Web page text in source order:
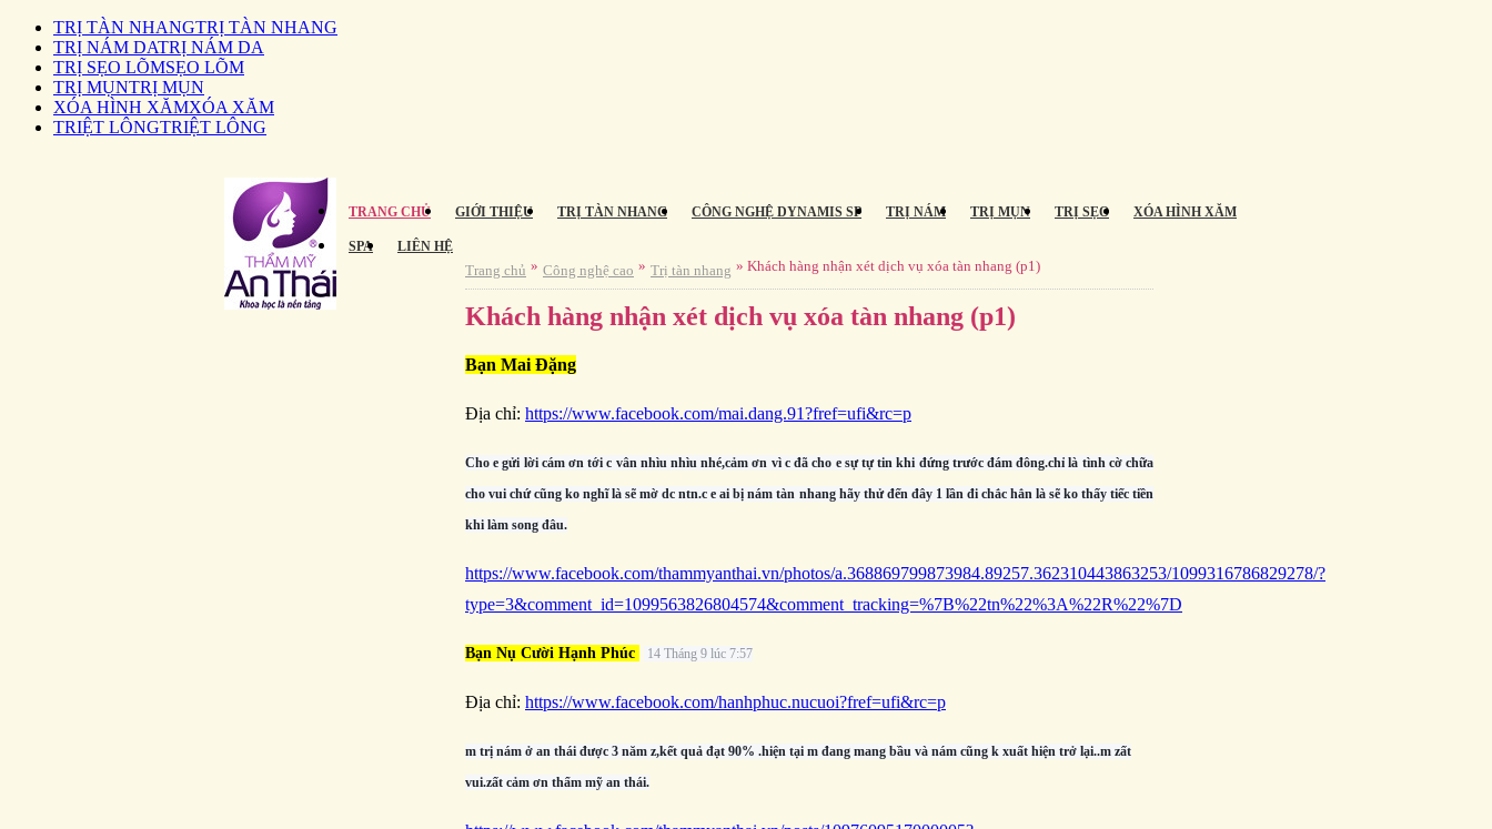
TRỊ TÀN NHANGTRỊ TÀN NHANG
TRỊ NÁM DATRỊ NÁM DA
TRỊ SẸO LÕMSẸO LÕM
TRỊ MỤNTRỊ MỤN
XÓA HÌNH XĂMXÓA XĂM
TRIỆT LÔNGTRIỆT LÔNG
TRANG CHỦ GIỚI THIỆU TRỊ TÀN NHANG CÔNG NGHỆ DYNAMIS SP TRỊ NÁM TRỊ MỤN TRỊ SẸO XÓA HÌNH XĂM
SPA LIÊN HỆ
Trang chủ » Công nghệ cao » Trị tàn nhang » Khách hàng nhận xét dịch vụ xóa tàn nhang (p1)
Khách hàng nhận xét dịch vụ xóa tàn nhang (p1)
Bạn Mai Đặng
Địa chỉ: https://www.facebook.com/mai.dang.91?fref=ufi&rc=p
Cho e gửi lời cám ơn tới c vân nhìu nhìu nhé,cảm ơn vì c đã cho e sự tự tin khi đứng trước đám đông.chỉ là tình cờ chữa
cho vui chứ cũng ko nghĩ là sẽ mờ dc ntn.c e ai bị nám tàn nhang hãy thử đến đây 1 lần đi chắc hẳn là sẽ ko thấy tiếc tiền
khi làm song đâu.
https://www.facebook.com/thammyanthai.vn/photos/a.368869799873984.89257.362310443863253/1099316786829278/?
type=3&comment_id=1099563826804574&comment_tracking=%7B%22tn%22%3A%22R%22%7D
Bạn Nụ Cười Hạnh Phúc 14 Tháng 9 lúc 7:57
Địa chỉ: https://www.facebook.com/hanhphuc.nucuoi?fref=ufi&rc=p
m trị nám ở an thái được 3 năm z,kết quả đạt 90% .hiện tại m đang mang bầu và nám cũng k xuất hiện trở lại..m zất
vui.zất cảm ơn thẩm mỹ an thái.